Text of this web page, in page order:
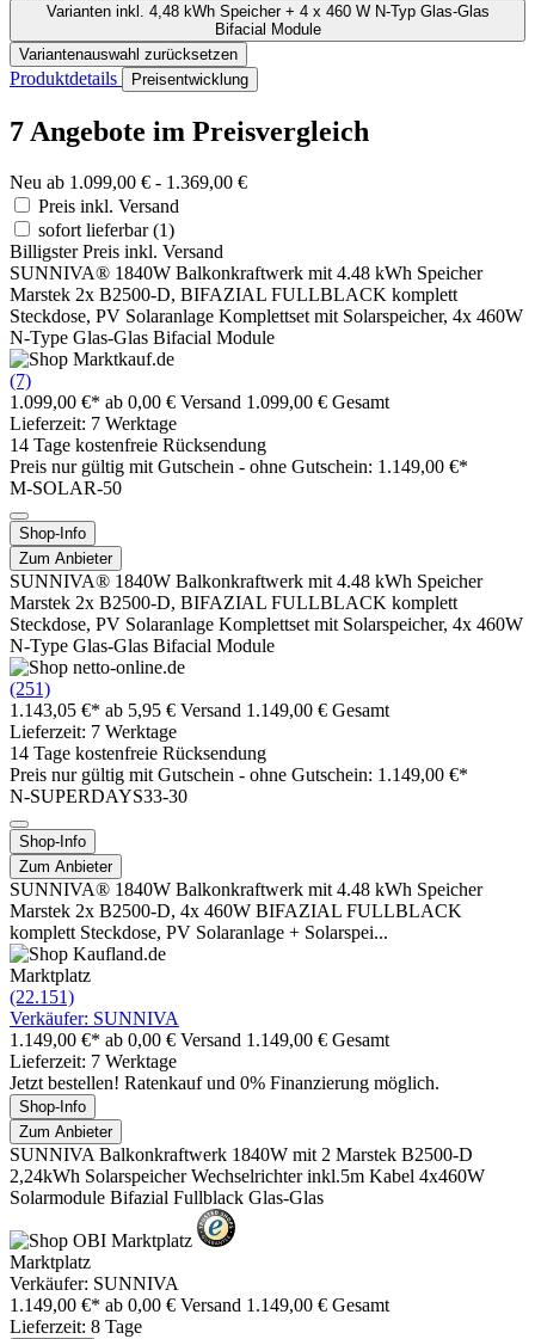
Varianteninkl. 4,48 kWh Speicher + 4 x 460 W N-Typ Glas-Glas
Bifacial Module
Variantenauswahl zurücksetzen
Produktdetails Preisentwicklung
7 Angebote im Preisvergleich
Neu ab 1.099,00 € - 1.369,00 €
Preis inkl. Versand
sofort lieferbar(1)
Billigster Preis inkl. Versand
SUNNIVA® 1840W Balkonkraftwerk mit 4.48 kWh Speicher
Marstek 2x B2500-D, BIFAZIAL FULLBLACK komplett
Steckdose, PV Solaranlage Komplettset mit Solarspeicher, 4x 460W
N-Type Glas-Glas Bifacial Module
(7)
1.099,00 €* ab 0,00 € Versand 1.099,00 € Gesamt
Lieferzeit: 7 Werktage
14 Tage kostenfreie Rücksendung
Preis nur gültig mit Gutschein - ohne Gutschein: 1.149,00 €*
M-SOLAR-50
Shop-Info
Zum Anbieter
SUNNIVA® 1840W Balkonkraftwerk mit 4.48 kWh Speicher
Marstek 2x B2500-D, BIFAZIAL FULLBLACK komplett
Steckdose, PV Solaranlage Komplettset mit Solarspeicher, 4x 460W
N-Type Glas-Glas Bifacial Module
(251)
1.143,05 €* ab 5,95 € Versand 1.149,00 € Gesamt
Lieferzeit: 7 Werktage
14 Tage kostenfreie Rücksendung
Preis nur gültig mit Gutschein - ohne Gutschein: 1.149,00 €*
N-SUPERDAYS33-30
Shop-Info
Zum Anbieter
SUNNIVA® 1840W Balkonkraftwerk mit 4.48 kWh Speicher
Marstek 2x B2500-D, 4x 460W BIFAZIAL FULLBLACK
komplett Steckdose, PV Solaranlage + Solarspei...
Marktplatz
(22.151)
Verkäufer: SUNNIVA
1.149,00 €* ab 0,00 € Versand 1.149,00 € Gesamt
Lieferzeit: 7 Werktage
Jetzt bestellen! Ratenkauf und 0% Finanzierung möglich.
Shop-Info
Zum Anbieter
SUNNIVA Balkonkraftwerk 1840W mit 2 Marstek B2500-D
2,24kWh Solarspeicher Wechselrichter inkl.5m Kabel 4x460W
Solarmodule Bifazial Fullblack Glas-Glas
Marktplatz
Verkäufer: SUNNIVA
1.149,00 €* ab 0,00 € Versand 1.149,00 € Gesamt
Lieferzeit: 8 Tage